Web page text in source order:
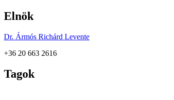
Elnök
Dr. Ármós Richárd Levente
+36 20 663 2616
Tagok